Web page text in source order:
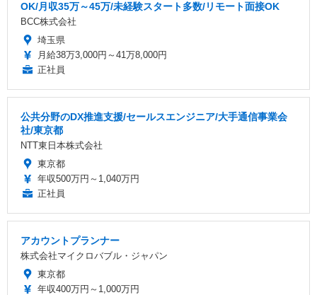
OK/月収35万～45万/未経験スタート多数/リモート面接OK
BCC株式会社
埼玉県
月給38万3,000円～41万8,000円
正社員
公共分野のDX推進支援/セールスエンジニア/大手通信事業会
社/東京都
NTT東日本株式会社
東京都
年収500万円～1,040万円
正社員
アカウントプランナー
株式会社マイクロバブル・ジャパン
東京都
年収400万円～1,000万円